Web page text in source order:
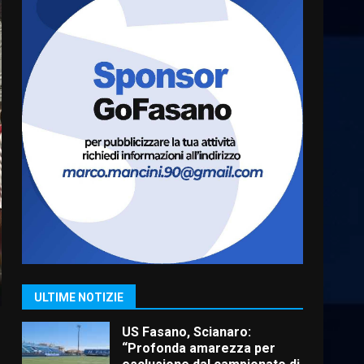
ULTIME NOTIZIE
Cura dei beni comuni e
cittadinanza attiva: online
l’avviso per la gestione
condivisa della Villetta di
Laureto
6 Agosto 2026 06:20
7
La magia del Minareto e la
prima assoluta de “L’Albergo
Belvedere. Il rapimento”
6 Agosto 2026 06:15
1
“I Contestatori: Musica di
Rivoluzione”: nuovo
appuntamento con “Fasano in
US Fasano, Scianaro:
“Profonda amarezza per